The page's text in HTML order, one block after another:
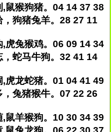
鼠猴狗猪。04 14 37 38
狗猪兔羊。28 27 11
虎兔猴鸡。06 09 14 34
蛇马牛狗。32 41 14
虎龙蛇猪。01 04 41 49
兔猪猴牛。07 22 26
鼠羊猴狗。10 30 34 39